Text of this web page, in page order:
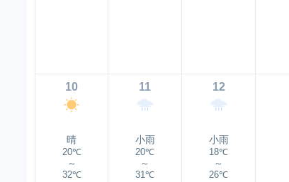
10
晴
20℃
～
32℃
11
小雨
20℃
～
31℃
12
小雨
18℃
～
26℃